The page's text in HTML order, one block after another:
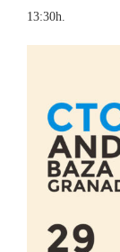
13:30h.